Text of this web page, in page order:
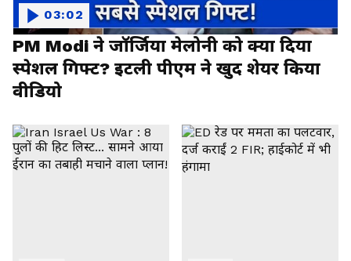
PM Modi ने जॉर्जिया मेलोनी को क्या दिया
स्पेशल गिफ्ट? इटली पीएम ने खुद शेयर किया
वीडियो
03:02